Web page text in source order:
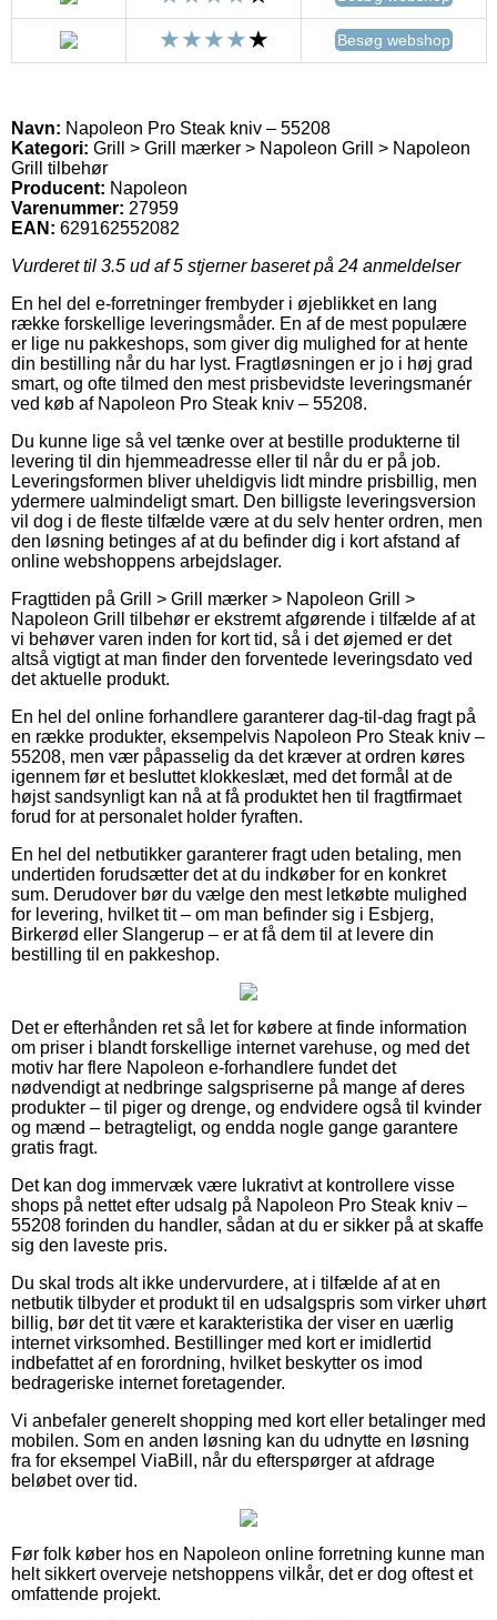
Besøg webshop
Navn: Napoleon Pro Steak kniv – 55208
Kategori: Grill > Grill mærker > Napoleon Grill > Napoleon
Grill tilbehør
Producent: Napoleon
Varenummer: 27959
EAN: 629162552082
Vurderet til 3.5 ud af 5 stjerner baseret på 24 anmeldelser
En hel del e-forretninger frembyder i øjeblikket en lang
række forskellige leveringsmåder. En af de mest populære
er lige nu pakkeshops, som giver dig mulighed for at hente
din bestilling når du har lyst. Fragtløsningen er jo i høj grad
smart, og ofte tilmed den mest prisbevidste leveringsmanér
ved køb af Napoleon Pro Steak kniv – 55208.
Du kunne lige så vel tænke over at bestille produkterne til
levering til din hjemmeadresse eller til når du er på job.
Leveringsformen bliver uheldigvis lidt mindre prisbillig, men
ydermere ualmindeligt smart. Den billigste leveringsversion
vil dog i de fleste tilfælde være at du selv henter ordren, men
den løsning betinges af at du befinder dig i kort afstand af
online webshoppens arbejdslager.
Fragttiden på Grill > Grill mærker > Napoleon Grill >
Napoleon Grill tilbehør er ekstremt afgørende i tilfælde af at
vi behøver varen inden for kort tid, så i det øjemed er det
altså vigtigt at man finder den forventede leveringsdato ved
det aktuelle produkt.
En hel del online forhandlere garanterer dag-til-dag fragt på
en række produkter, eksempelvis Napoleon Pro Steak kniv –
55208, men vær påpasselig da det kræver at ordren køres
igennem før et besluttet klokkeslæt, med det formål at de
højst sandsynligt kan nå at få produktet hen til fragtfirmaet
forud for at personalet holder fyraften.
En hel del netbutikker garanterer fragt uden betaling, men
undertiden forudsætter det at du indkøber for en konkret
sum. Derudover bør du vælge den mest letkøbte mulighed
for levering, hvilket tit – om man befinder sig i Esbjerg,
Birkerød eller Slangerup – er at få dem til at levere din
bestilling til en pakkeshop.
Det er efterhånden ret så let for købere at finde information
om priser i blandt forskellige internet varehuse, og med det
motiv har flere Napoleon e-forhandlere fundet det
nødvendigt at nedbringe salgspriserne på mange af deres
produkter – til piger og drenge, og endvidere også til kvinder
og mænd – betragteligt, og endda nogle gange garantere
gratis fragt.
Det kan dog immervæk være lukrativt at kontrollere visse
shops på nettet efter udsalg på Napoleon Pro Steak kniv –
55208 forinden du handler, sådan at du er sikker på at skaffe
sig den laveste pris.
Du skal trods alt ikke undervurdere, at i tilfælde af at en
netbutik tilbyder et produkt til en udsalgspris som virker uhørt
billig, bør det tit være et karakteristika der viser en uærlig
internet virksomhed. Bestillinger med kort er imidlertid
indbefattet af en forordning, hvilket beskytter os imod
bedrageriske internet foretagender.
Vi anbefaler generelt shopping med kort eller betalinger med
mobilen. Som en anden løsning kan du udnytte en løsning
fra for eksempel ViaBill, når du efterspørger at afdrage
beløbet over tid.
Før folk køber hos en Napoleon online forretning kunne man
helt sikkert overveje netshoppens vilkår, det er dog oftest et
omfattende projekt.